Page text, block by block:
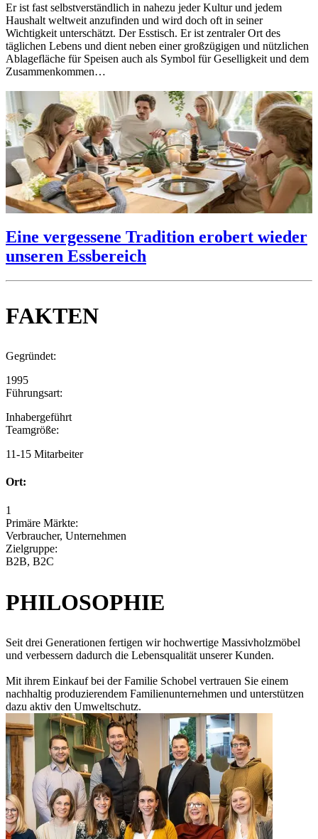
Er ist fast selbstverständlich in nahezu jeder Kultur und jedem
Haushalt weltweit anzufinden und wird doch oft in seiner
Wichtigkeit unterschätzt. Der Esstisch. Er ist zentraler Ort des
täglichen Lebens und dient neben einer großzügigen und nützlichen
Ablagefläche für Speisen auch als Symbol für Geselligkeit und dem
Zusammenkommen…
Eine vergessene Tradition erobert wieder
unseren Essbereich
FAKTEN
Gegründet:
1995
Führungsart:
Inhabergeführt
Teamgröße:
11-15 Mitarbeiter
Ort:
1
Primäre Märkte:
Verbraucher, Unternehmen
Zielgruppe:
B2B, B2C
PHILOSOPHIE
Seit drei Generationen fertigen wir hochwertige Massivholzmöbel
und verbessern dadurch die Lebensqualität unserer Kunden.
Mit ihrem Einkauf bei der Familie Schobel vertrauen Sie einem
nachhaltig produzierendem Familienunternehmen und unterstützen
dazu aktiv den Umweltschutz.